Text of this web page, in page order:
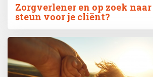
Zorgverlener en op zoek
steun voor je cliënt?